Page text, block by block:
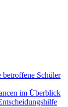
Schüler
im Überblick